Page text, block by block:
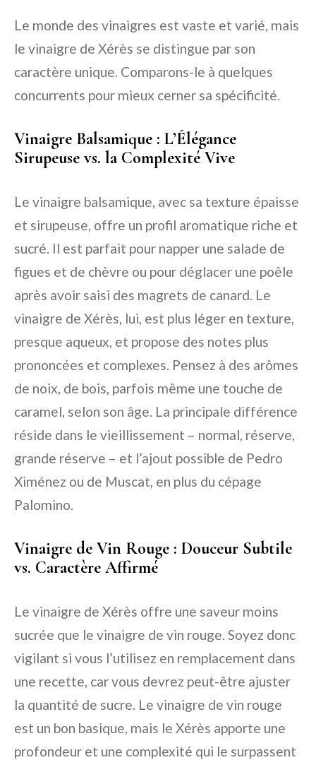
Le monde des vinaigres est vaste et varié, mais
le vinaigre de Xérès se distingue par son
caractère unique. Comparons-le à quelques
concurrents pour mieux cerner sa spécificité.
Vinaigre Balsamique : L’Élégance
Sirupeuse vs. la Complexité Vive
Le vinaigre balsamique, avec sa texture épaisse
et sirupeuse, offre un profil aromatique riche et
sucré. Il est parfait pour napper une salade de
figues et de chèvre ou pour déglacer une poêle
après avoir saisi des magrets de canard. Le
vinaigre de Xérès, lui, est plus léger en texture,
presque aqueux, et propose des notes plus
prononcées et complexes. Pensez à des arômes
de noix, de bois, parfois même une touche de
caramel, selon son âge. La principale différence
réside dans le vieillissement – normal, réserve,
grande réserve – et l’ajout possible de Pedro
Ximénez ou de Muscat, en plus du cépage
Palomino.
Vinaigre de Vin Rouge : Douceur Subtile
vs. Caractère Affirmé
Le vinaigre de Xérès offre une saveur moins
sucrée que le vinaigre de vin rouge. Soyez donc
vigilant si vous l’utilisez en remplacement dans
une recette, car vous devrez peut-être ajuster
la quantité de sucre. Le vinaigre de vin rouge
est un bon basique, mais le Xérès apporte une
profondeur et une complexité qui le surpassent